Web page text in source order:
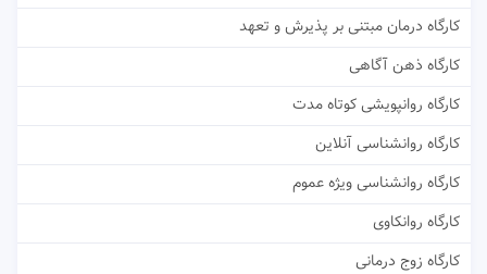
کارگاه درمان مبتنی بر پذیرش و تعهد
کارگاه ذهن آگاهی
کارگاه روانپویشی کوتاه مدت
کارگاه روانشناسی آنلاین
کارگاه روانشناسی ویژه عموم
کارگاه روانکاوی
کارگاه زوج درمانی